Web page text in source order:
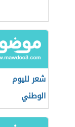
شعر لليوم
الوطني